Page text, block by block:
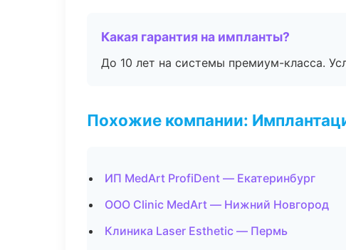
Какая гарантия на импланты?
До 10 лет на системы премиум-класса.
Похожие компании:
ИП MedArt ProfiDent — Екатеринбург
ООО Clinic MedArt — Нижний Новгород
Клиника Laser Esthetic — Пермь